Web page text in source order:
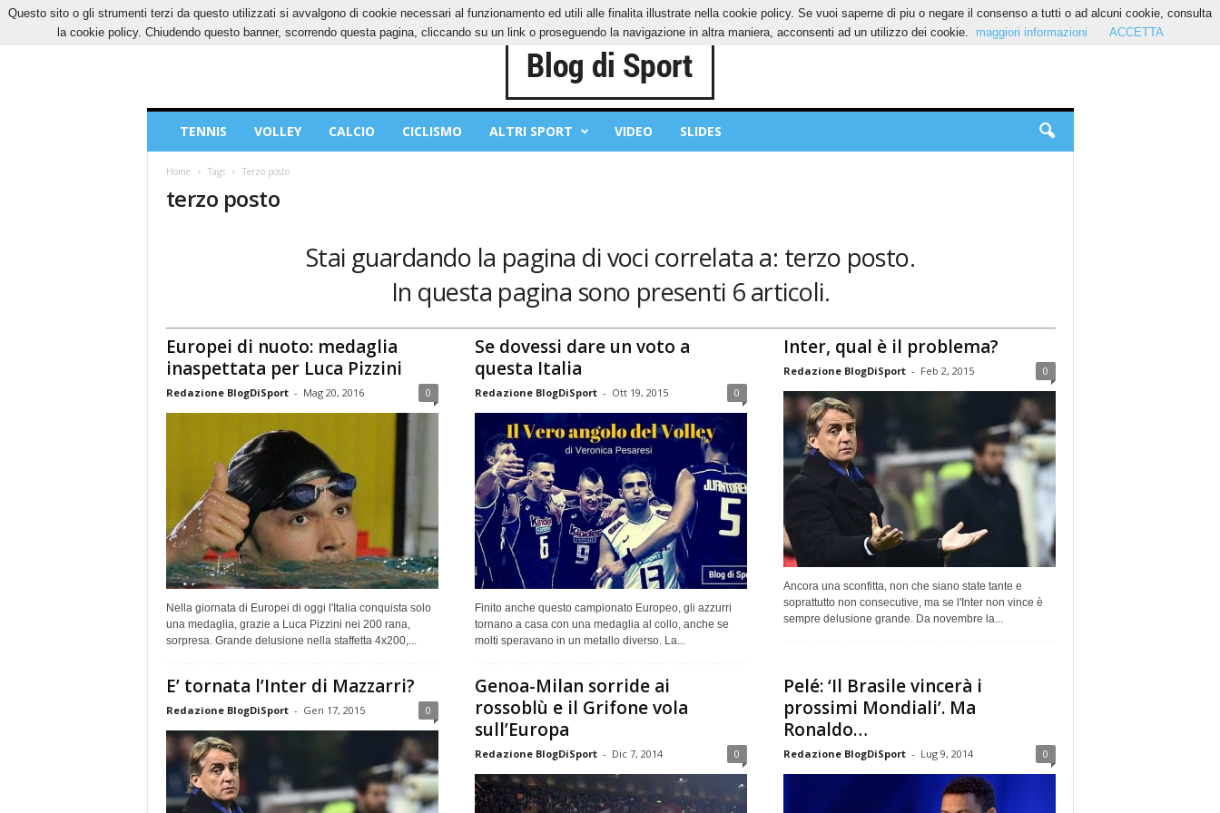
SABATO, 8 AGOSTO 2026 CONTATTI COOKIES PRIVACY POLICY
Sport
TENNIS VOLLEY CALCIO CICLISMO ALTRI SPORT VIDEO SLIDES
Home Tags Terzo posto
terzo posto
Stai guardando la pagina di voci correlata a: terzo posto.
In questa pagina sono presenti 6 articoli.
Europei di nuoto: medaglia
inaspettata per Luca Pizzini
Redazione BlogDiSport - Mag 20, 2016 0
Nella giornata di Europei di oggi l'Italia conquista solo
una medaglia, grazie a Luca Pizzini nei 200 rana,
sorpresa. Grande delusione nella staffetta 4x200,...
Se dovessi dare un voto a
questa Italia
Redazione BlogDiSport - Ott 19, 2015 0
Finito anche questo campionato Europeo, gli azzurri
tornano a casa con una medaglia al collo, anche se
molti speravano in un metallo diverso. La...
Inter, qual è il problema?
Redazione BlogDiSport - Feb 2, 2015 0
Ancora una sconfitta, non che siano state tante e
soprattutto non consecutive, ma se l'Inter non vince è
sempre delusione grande. Da novembre la...
E’ tornata l’Inter di Mazzarri?
Redazione BlogDiSport - Gen 17, 2015 0
Genoa-Milan sorride ai
rossoblù e il Grifone vola
sull’Europa
Redazione BlogDiSport - Dic 7, 2014 0
Pelé: ‘Il Brasile vincerà i
prossimi Mondiali’. Ma
Ronaldo…
Redazione BlogDiSport - Lug 9, 2014 0
Questo sito o gli strumenti terzi da questo utilizzati si avvalgono di cookie necessari al funzionamento ed utili alle finalita illustrate nella cookie policy. Se vuoi saperne di piu o negare il consenso a tutti o ad alcuni cookie, consulta
la cookie policy. Chiudendo questo banner, scorrendo questa pagina, cliccando su un link o proseguendo la navigazione in altra maniera, acconsenti ad un utilizzo dei cookie.
maggiori informazioni ACCETTA